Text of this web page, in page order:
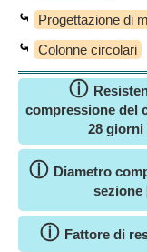
⤿ Progettazione di
⤿ Colonne circolari
ⓘ
compressione del
28 giorni
ⓘ Diametro
sezione
ⓘ Fattore di